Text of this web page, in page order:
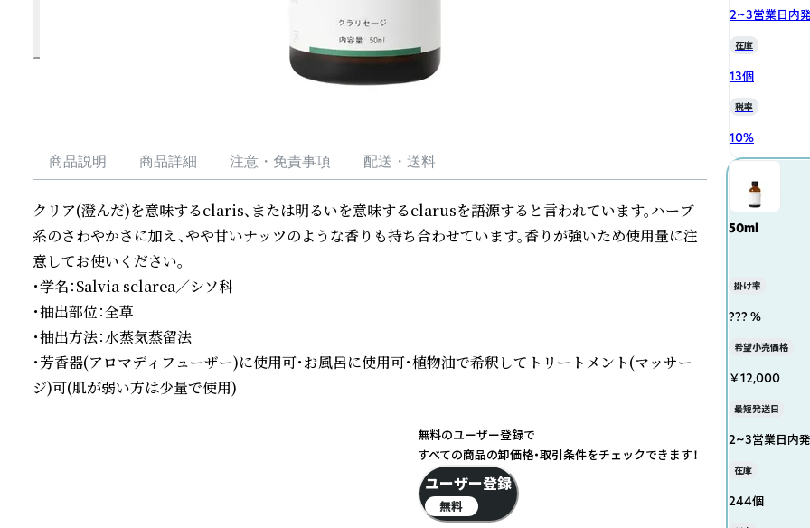
商品説明 商品詳細 注意・免責事項 配送・送料
クリア(澄んだ)を意味するclaris、または明るいを意味するclarusを語源すると言われています。ハーブ
系のさわやかさに加え、やや甘いナッツのような香りも持ち合わせています。香りが強いため使用量に注
意してお使いください。
・学名：Salvia sclarea／シソ科
・抽出部位：全草
・抽出方法：水蒸気蒸留法
・芳香器(アロマディフューザー)に使用可・お風呂に使用可・植物油で希釈してトリートメント(マッサー
ジ)可(肌が弱い方は少量で使用)
2~3営業日内
在庫
13個
税率
10%
50ml
掛け率
??? %
希望小売価格
￥12,000
最短発送日
2~3営業日内
在庫
244個
無料のユーザー登録で
すべての商品の卸価格・取引条件をチェックできます！
ユーザー登録
無料